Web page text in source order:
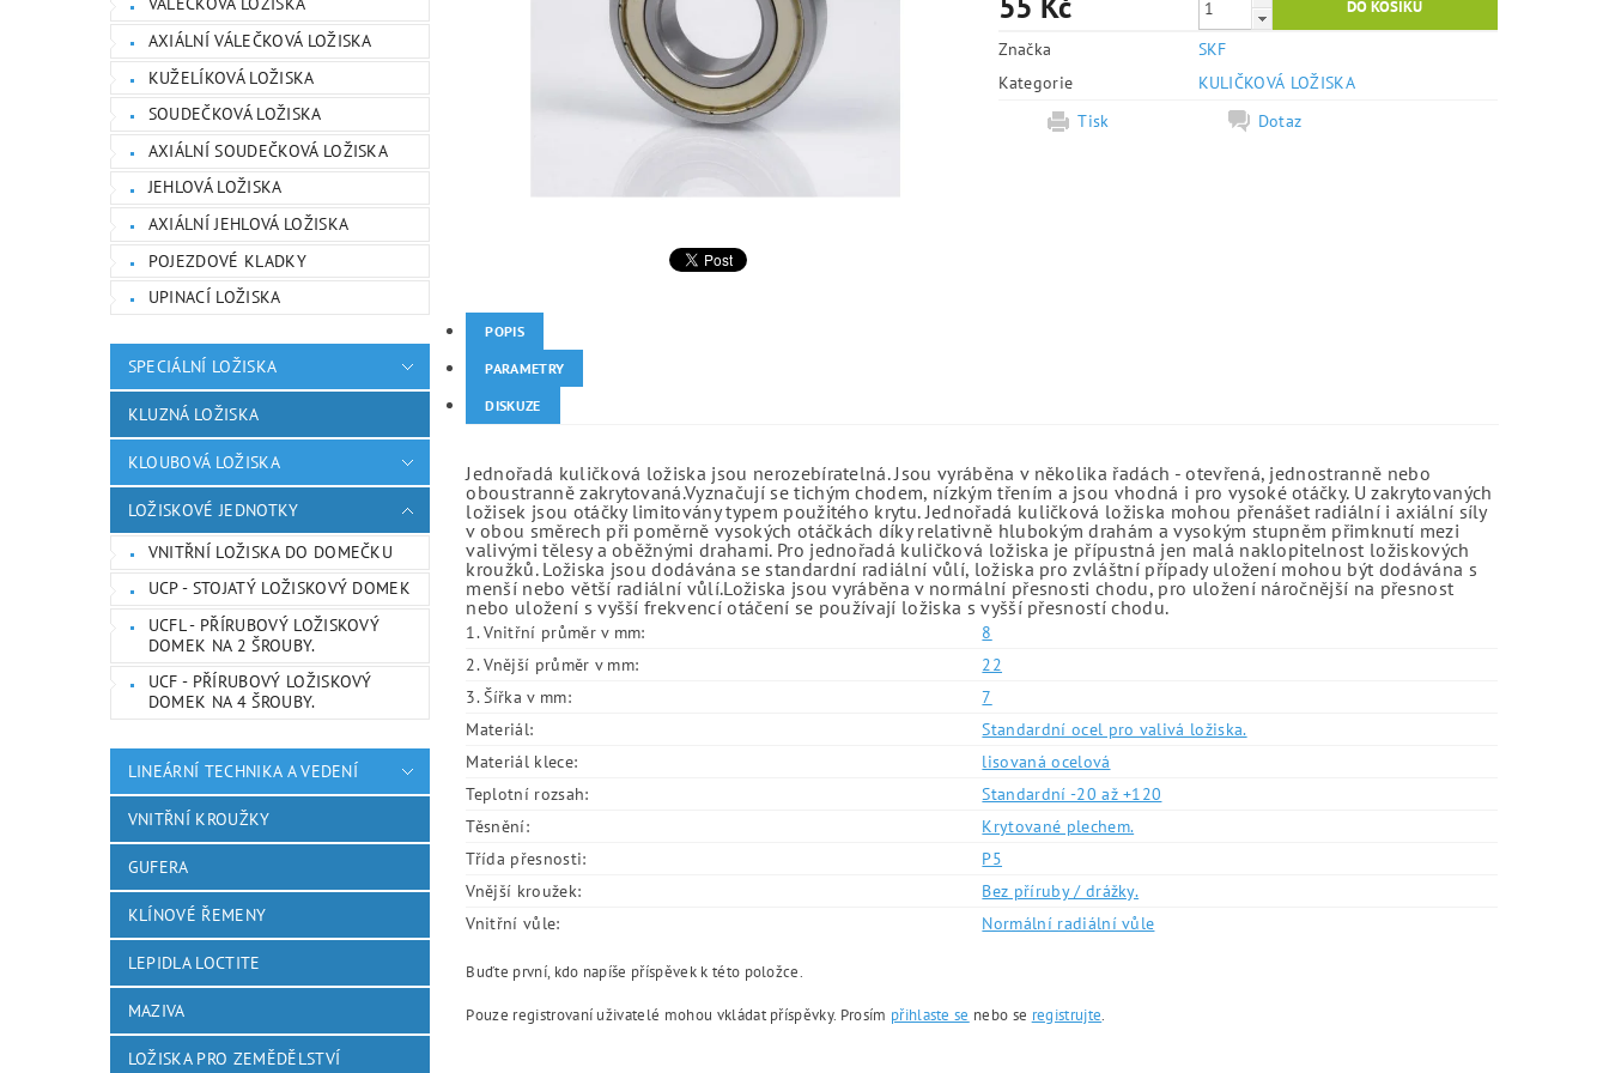
AXIÁLNÍ VÁLEČKOVÁ LOŽISKA
KUŽELÍKOVÁ LOŽISKA
SOUDEČKOVÁ LOŽISKA
AXIÁLNÍ SOUDEČKOVÁ LOŽISKA
JEHLOVÁ LOŽISKA
AXIÁLNÍ JEHLOVÁ LOŽISKA
POJEZDOVÉ KLADKY
UPINACÍ LOŽISKA
SPECIÁLNÍ LOŽISKA
KLUZNÁ LOŽISKA
KLOUBOVÁ LOŽISKA
LOŽISKOVÉ JEDNOTKY
VNITŘNÍ LOŽISKA DO DOMEČKU
UCP - STOJATÝ LOŽISKOVÝ DOMEK
UCFL - PŘÍRUBOVÝ LOŽISKOVÝ
DOMEK NA 2 ŠROUBY.
UCF - PŘÍRUBOVÝ LOŽISKOVÝ
DOMEK NA 4 ŠROUBY.
LINEÁRNÍ TECHNIKA A VEDENÍ
VNITŘNÍ KROUŽKY
GUFERA
KLÍNOVÉ ŘEMENY
LEPIDLA LOCTITE
MAZIVA
LOŽISKA PRO ZEMĚDĚLSTVÍ
Značka
SKF
Kategorie
KULIČKOVÁ LOŽISKA
Tisk
Dotaz
POPIS
PARAMETRY
DISKUZE
Jednořadá kuličková ložiska jsou nerozebíratelná. Jsou vyráběna v několika řadách - otevřená, jednostranně nebo
oboustranně zakrytovaná.Vyznačují se tichým chodem, nízkým třením a jsou vhodná i pro vysoké otáčky. U zakrytovaných
ložisek jsou otáčky limitovány typem použitého krytu. Jednořadá kuličková ložiska mohou přenášet radiální i axiální síly
v obou směrech při poměrně vysokých otáčkách díky relativně hlubokým drahám a vysokým stupněm přimknutí mezi
valivými tělesy a oběžnými drahami. Pro jednořadá kuličková ložiska je přípustná jen malá naklopitelnost ložiskových
kroužků. Ložiska jsou dodávána se standardní radiální vůlí, ložiska pro zvláštní případy uložení mohou být dodávána s
menší nebo větší radiální vůlí.Ložiska jsou vyráběna v normální přesnosti chodu, pro uložení náročnější na přesnost
nebo uložení s vyšší frekvencí otáčení se používají ložiska s vyšší přesností chodu.
1. Vnitřní průměr v mm:
8
2. Vnější průměr v mm:
22
3. Šířka v mm:
7
Materiál:
Standardní ocel pro valivá ložiska.
Materiál klece:
lisovaná ocelová
Teplotní rozsah:
Standardní -20 až +120
Těsnění:
Krytované plechem.
Třída přesnosti:
P5
Vnější kroužek:
Bez příruby / drážky.
Vnitřní vůle:
Normální radiální vůle
Buďte první, kdo napíše příspěvek k této položce.
Pouze registrovaní uživatelé mohou vkládat příspěvky. Prosím přihlaste se nebo se registrujte.